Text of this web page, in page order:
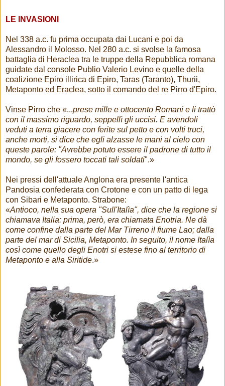
LE INVASIONI
Nel 338 a.c. fu prima occupata dai Lucani e poi da
Alessandro il Molosso. Nel 280 a.c. si svolse la famosa
battaglia di Heraclea tra le truppe della Repubblica romana
guidate dal console Publio Valerio Levino e quelle della
coalizione Epiro illirica di Epiro, Taras (Taranto), Thurii,
Metaponto ed Eraclea, sotto il comando del re Pirro d'Epiro.
Vinse Pirro che «...prese mille e ottocento Romani e li trattò
con il massimo riguardo, seppellì gli uccisi. E avendoli
veduti a terra giacere con ferite sul petto e con volti truci,
anche morti, si dice che egli alzasse le mani al cielo con
queste parole: "Avrebbe potuto essere il padrone di tutto il
mondo, se gli fossero toccati tali soldati".»
Nei pressi dell'attuale Anglona era presente l'antica
Pandosia confederata con Crotone e con un patto di lega
con Sibari e Metaponto. Strabone:
«Antioco, nella sua opera "Sull'Italìa", dice che la regione si
chiamava Italia: prima, però, era chiamata Enotria. Ne dà
come confine dalla parte del Mar Tirreno il fiume Lao; dalla
parte del mar di Sicilia, Metaponto. In seguito, il nome Italìa
così come quello degli Enotri si estese fino al territorio di
Metaponto e alla Siritide.»